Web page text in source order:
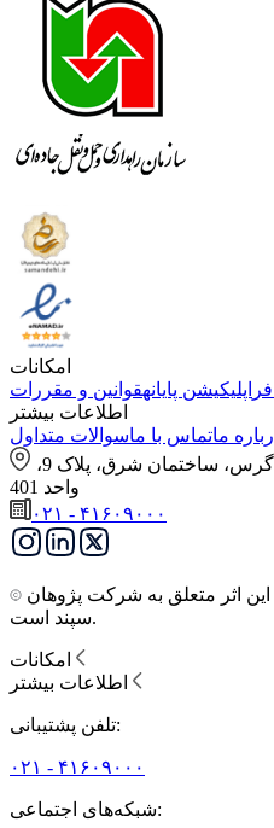
امکانات
اپلیکیشن پایانهقوانین و مقررات
اطلاعات بیشتر
ماتماس با ماسوالات متداول
واحد 401
۰۲۱ - ۴۱۶۰۹۰۰۰
سپند است.
تلفن پشتیبانی:
۰۲۱ - ۴۱۶۰۹۰۰۰
شبکه‌های اجتماعی: